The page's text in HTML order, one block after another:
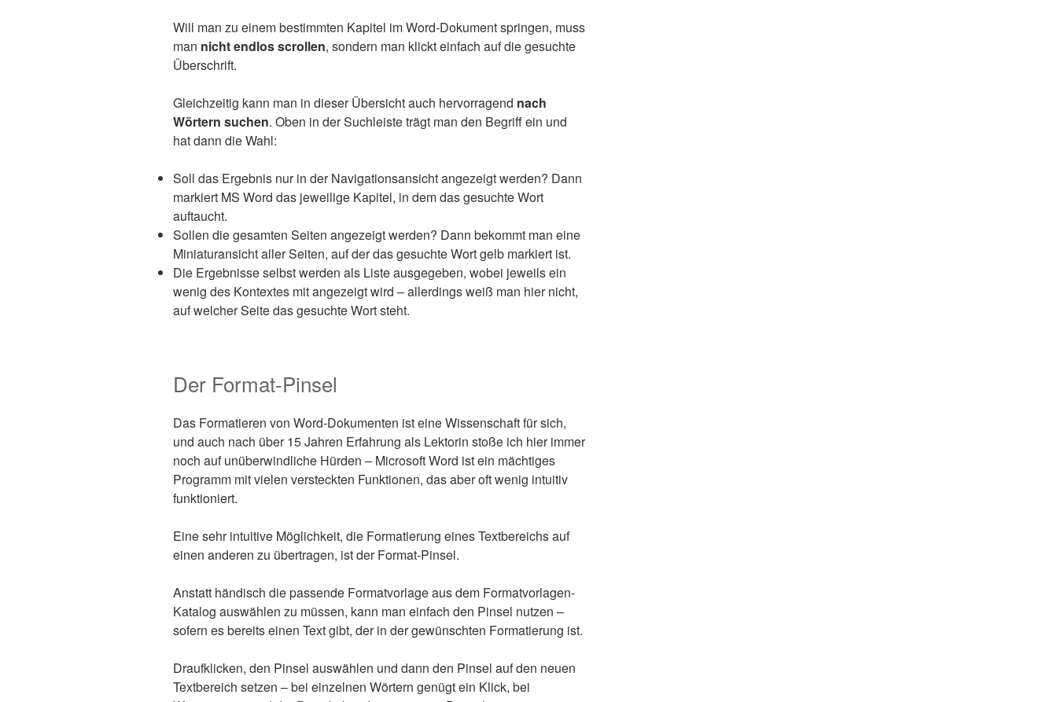
Will man zu einem bestimmten Kapitel im Word-Dokument springen, muss
man nicht endlos scrollen, sondern man klickt einfach auf die gesuchte
Überschrift.
Gleichzeitig kann man in dieser Übersicht auch hervorragend nach
Wörtern suchen. Oben in der Suchleiste trägt man den Begriff ein und
hat dann die Wahl:
Soll das Ergebnis nur in der Navigationsansicht angezeigt werden? Dann
markiert MS Word das jeweilige Kapitel, in dem das gesuchte Wort
auftaucht.
Sollen die gesamten Seiten angezeigt werden? Dann bekommt man eine
Miniaturansicht aller Seiten, auf der das gesuchte Wort gelb markiert ist.
Die Ergebnisse selbst werden als Liste ausgegeben, wobei jeweils ein
wenig des Kontextes mit angezeigt wird – allerdings weiß man hier nicht,
auf welcher Seite das gesuchte Wort steht.
Der Format-Pinsel
Das Formatieren von Word-Dokumenten ist eine Wissenschaft für sich,
und auch nach über 15 Jahren Erfahrung als Lektorin stoße ich hier immer
noch auf unüberwindliche Hürden – Microsoft Word ist ein mächtiges
Programm mit vielen versteckten Funktionen, das aber oft wenig intuitiv
funktioniert.
Eine sehr intuitive Möglichkeit, die Formatierung eines Textbereichs auf
einen anderen zu übertragen, ist der Format-Pinsel.
Anstatt händisch die passende Formatvorlage aus dem Formatvorlagen-
Katalog auswählen zu müssen, kann man einfach den Pinsel nutzen –
sofern es bereits einen Text gibt, der in der gewünschten Formatierung ist.
Draufklicken, den Pinsel auswählen und dann den Pinsel auf den neuen
Textbereich setzen – bei einzelnen Wörtern genügt ein Klick, bei